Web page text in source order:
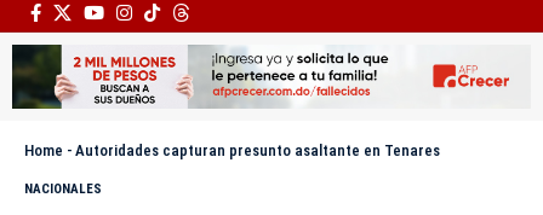
Home - Autoridades capturan presunto asaltante en Tenares
NACIONALES